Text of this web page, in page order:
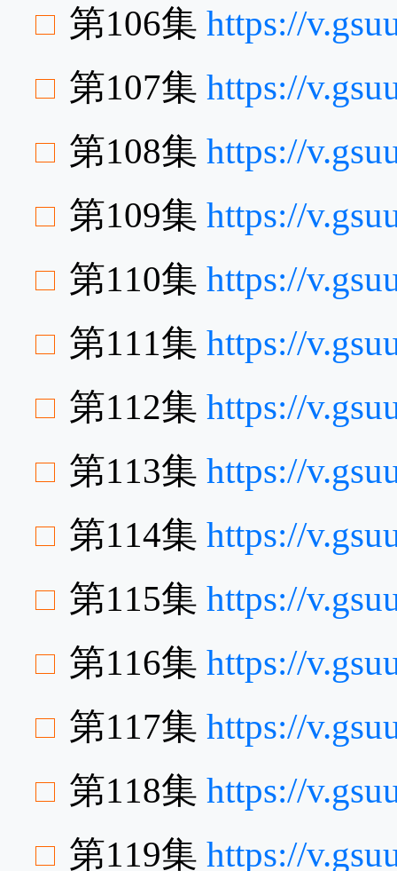
第106集 https://
第107集 https://
第108集 https://
第109集 https://
第110集 https://
第111集 https://
第112集 https://
第113集 https://
第114集 https://
第115集 https://
第116集 https://
第117集 https://
第118集 https://
第119集 https://